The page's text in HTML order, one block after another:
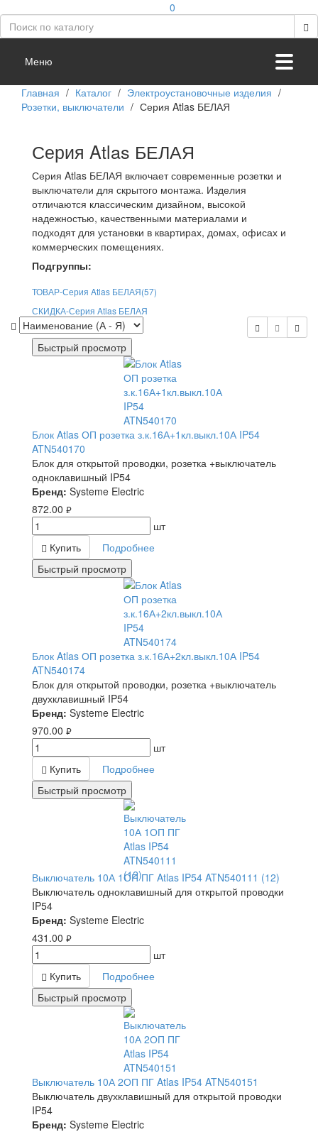
0
Меню
Главная / Каталог / Электроустановочные изделия /
Розетки, выключатели / Серия Atlas БЕЛАЯ
Серия Atlas БЕЛАЯ
Серия Atlas БЕЛАЯ включает современные розетки и
выключатели для скрытого монтажа. Изделия
отличаются классическим дизайном, высокой
надежностью, качественными материалами и
подходят для установки в квартирах, домах, офисах и
коммерческих помещениях.
Подгруппы:
ТОВАР-Серия Atlas БЕЛАЯ(57)
СКИДКА-Серия Atlas БЕЛАЯ
Быстрый просмотр
Блок Atlas ОП розетка з.к.16А+1кл.выкл.10А IP54
ATN540170
Блок для открытой проводки, розетка +выключатель
одноклавишный IP54
Бренд: Systeme Electric
872.00 руб.
шт
Купить
Подробнее
Быстрый просмотр
Блок Atlas ОП розетка з.к.16А+2кл.выкл.10А IP54
ATN540174
Блок для открытой проводки, розетка +выключатель
двухклавишный IP54
Бренд: Systeme Electric
970.00 руб.
шт
Купить
Подробнее
Быстрый просмотр
Выключатель 10А 1ОП ПГ Atlas IP54 ATN540111 (12)
Выключатель одноклавишный для открытой проводки
IP54
Бренд: Systeme Electric
431.00 руб.
шт
Купить
Подробнее
Быстрый просмотр
Выключатель 10А 2ОП ПГ Atlas IP54 ATN540151
Выключатель двухклавишный для открытой проводки
IP54
Бренд: Systeme Electric